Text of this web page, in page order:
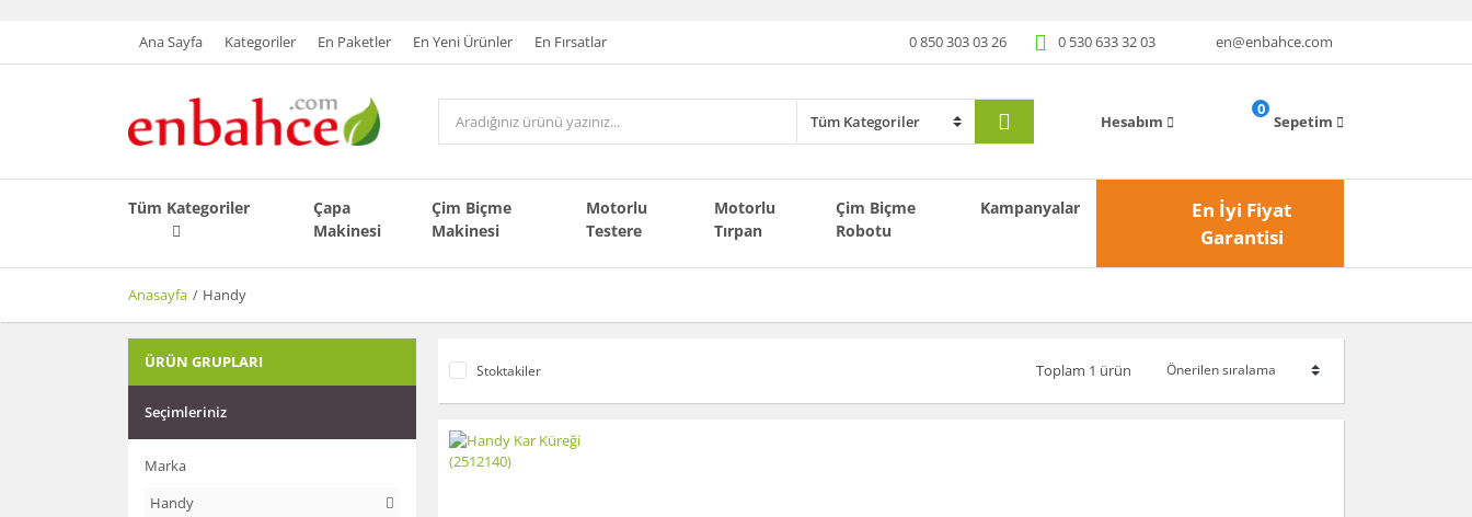
Ana Sayfa Kategoriler En Paketler En Yeni Ürünler En Fırsatlar 0 850 303 03 26 0 530 633 32 03 en@enbahce.com
Hesabım Sepetim
0
Tüm Kategoriler
Çapa
Makinesi
Çim Biçme
Makinesi
Motorlu
Testere
Motorlu
Tırpan
Çim Biçme
Robotu
Kampanyalar
En İyi Fiyat
Garantisi
Anasayfa Handy
ÜRÜN GRUPLARI
Seçimleriniz
Marka
Handy
Stoktakiler Toplam 1 ürün